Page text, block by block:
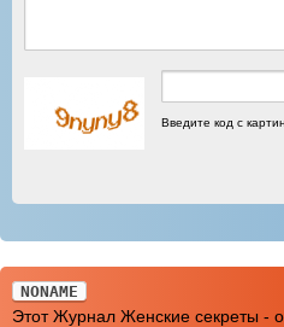
Введите код с
NONAME
Этот Журнал Женские секреты -